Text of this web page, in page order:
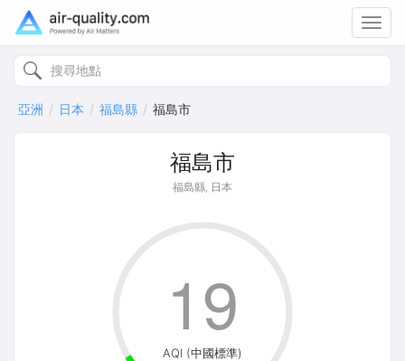
亞洲 日本 福島縣 福島市
福島市
福島縣, 日本
AQI (中國標準)
19